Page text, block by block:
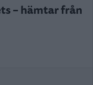
– hämtar från